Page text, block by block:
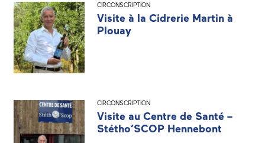
CIRCONSCRIPTION
Visite à la Cidrerie Martin à
Plouay
CIRCONSCRIPTION
Visite au Centre de Santé –
Stétho’SCOP Hennebont